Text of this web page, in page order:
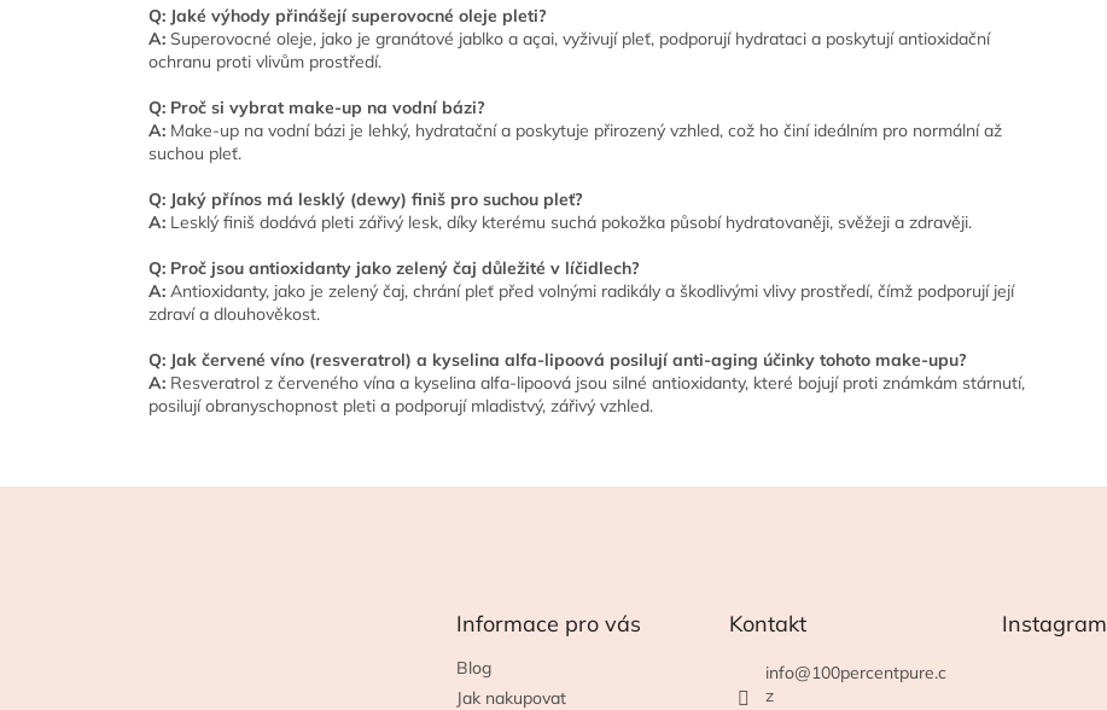
Q: Jaké výhody přinášejí superovocné oleje pleti?
A: Superovocné oleje, jako je granátové jablko a açai, vyživují pleť, podporují hydrataci a poskytují antioxidační
ochranu proti vlivům prostředí.
Q: Proč si vybrat make-up na vodní bázi?
A: Make-up na vodní bázi je lehký, hydratační a poskytuje přirozený vzhled, což ho činí ideálním pro normální až
suchou pleť.
Q: Jaký přínos má lesklý (dewy) finiš pro suchou pleť?
A: Lesklý finiš dodává pleti zářivý lesk, díky kterému suchá pokožka působí hydratovaněji, svěžeji a zdravěji.
Q: Proč jsou antioxidanty jako zelený čaj důležité v líčidlech?
A: Antioxidanty, jako je zelený čaj, chrání pleť před volnými radikály a škodlivými vlivy prostředí, čímž podporují její
zdraví a dlouhověkost.
Q: Jak červené víno (resveratrol) a kyselina alfa-lipoová posilují anti-aging účinky tohoto make-upu?
A: Resveratrol z červeného vína a kyselina alfa-lipoová jsou silné antioxidanty, které bojují proti známkám stárnutí,
posilují obranyschopnost pleti a podporují mladistvý, zářivý vzhled.
Informace pro vás
Blog
Jak nakupovat
Kontakt
info@100percentpure.c
z
Instagram